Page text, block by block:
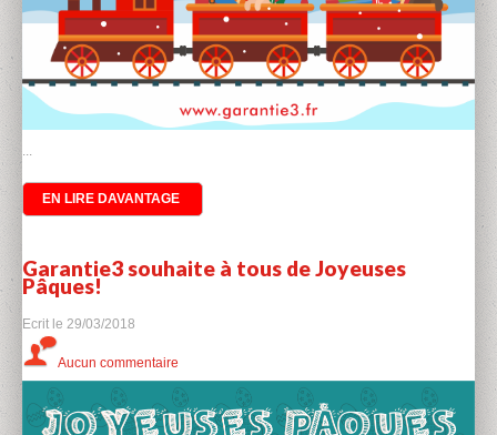
EN LIRE DAVANTAGE
Garantie3 souhaite à tous de Joyeuses
Pâques!
Ecrit le 29/03/2018
Aucun commentaire